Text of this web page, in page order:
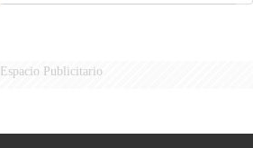
Espacio Publicitario